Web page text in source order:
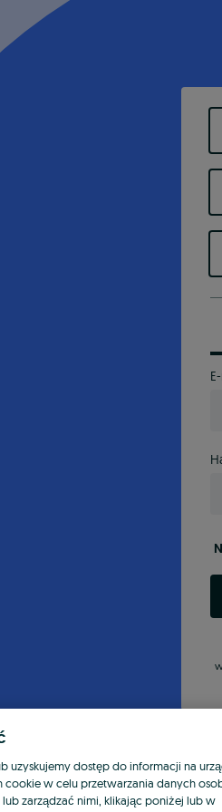
uzyskujemy dostęp do informacji na
w celu przetwarzania danych
zarządzać nimi, klikając poniżej lub w